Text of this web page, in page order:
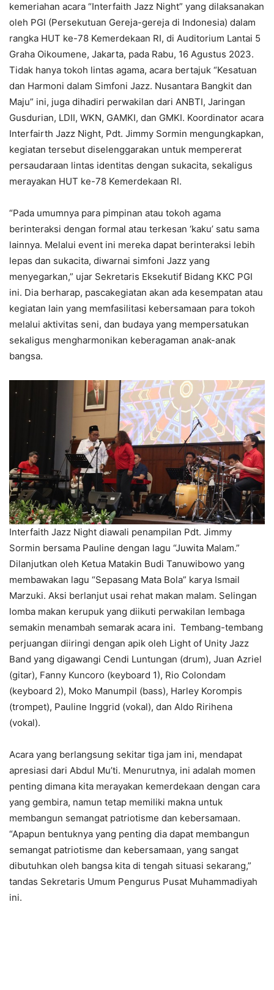
kemeriahan acara “Interfaith Jazz Night” yang dilaksanakan
oleh PGI (Persekutuan Gereja-gereja di Indonesia) dalam
rangka HUT ke-78 Kemerdekaan RI, di Auditorium Lantai 5
Graha Oikoumene, Jakarta, pada Rabu, 16 Agustus 2023.
Tidak hanya tokoh lintas agama, acara bertajuk “Kesatuan
dan Harmoni dalam Simfoni Jazz. Nusantara Bangkit dan
Maju” ini, juga dihadiri perwakilan dari ANBTI, Jaringan
Gusdurian, LDII, WKN, GAMKI, dan GMKI. Koordinator acara
Interfairth Jazz Night, Pdt. Jimmy Sormin mengungkapkan,
kegiatan tersebut diselenggarakan untuk mempererat
persaudaraan lintas identitas dengan sukacita, sekaligus
merayakan HUT ke-78 Kemerdekaan RI.
“Pada umumnya para pimpinan atau tokoh agama
berinteraksi dengan formal atau terkesan ‘kaku’ satu sama
lainnya. Melalui event ini mereka dapat berinteraksi lebih
lepas dan sukacita, diwarnai simfoni Jazz yang
menyegarkan,” ujar Sekretaris Eksekutif Bidang KKC PGI
ini. Dia berharap, pascakegiatan akan ada kesempatan atau
kegiatan lain yang memfasilitasi kebersamaan para tokoh
melalui aktivitas seni, dan budaya yang mempersatukan
sekaligus mengharmonikan keberagaman anak-anak
bangsa.
Interfaith Jazz Night diawali penampilan Pdt. Jimmy
Sormin bersama Pauline dengan lagu “Juwita Malam.”
Dilanjutkan oleh Ketua Matakin Budi Tanuwibowo yang
membawakan lagu “Sepasang Mata Bola” karya Ismail
Marzuki. Aksi berlanjut usai rehat makan malam. Selingan
lomba makan kerupuk yang diikuti perwakilan lembaga
semakin menambah semarak acara ini. Tembang-tembang
perjuangan diiringi dengan apik oleh Light of Unity Jazz
Band yang digawangi Cendi Luntungan (drum), Juan Azriel
(gitar), Fanny Kuncoro (keyboard 1), Rio Colondam
(keyboard 2), Moko Manumpil (bass), Harley Korompis
(trompet), Pauline Inggrid (vokal), dan Aldo Ririhena
(vokal).
Acara yang berlangsung sekitar tiga jam ini, mendapat
apresiasi dari Abdul Mu’ti. Menurutnya, ini adalah momen
penting dimana kita merayakan kemerdekaan dengan cara
yang gembira, namun tetap memiliki makna untuk
membangun semangat patriotisme dan kebersamaan.
“Apapun bentuknya yang penting dia dapat membangun
semangat patriotisme dan kebersamaan, yang sangat
dibutuhkan oleh bangsa kita di tengah situasi sekarang,”
tandas Sekretaris Umum Pengurus Pusat Muhammadiyah
ini.